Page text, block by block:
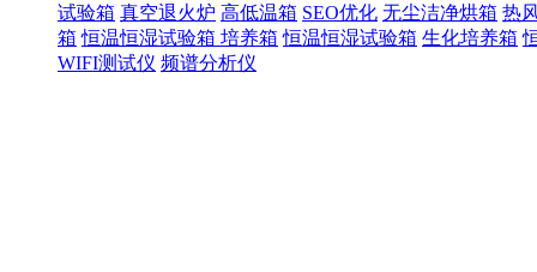
试验箱 真空退火炉 高低温箱 SEO优化 无尘洁净烘箱 热
箱 恒温恒湿试验箱 培养箱 恒温恒湿试验箱 生化培养箱
WIFI测试仪 频谱分析仪